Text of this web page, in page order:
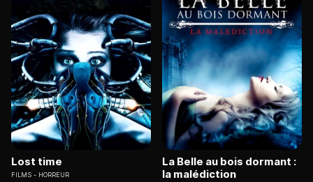
Lost time
FILMS HORREUR
La Belle au bois dormant :
la malédiction